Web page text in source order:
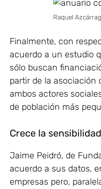
Raquel
Finalmente, con
acuerdo a un estudio
sólo buscan
partir de la asociación
ambos actores
de población más
Crece la
Jaime Peidró, de
acuerdo a sus datos,
empresas pero,